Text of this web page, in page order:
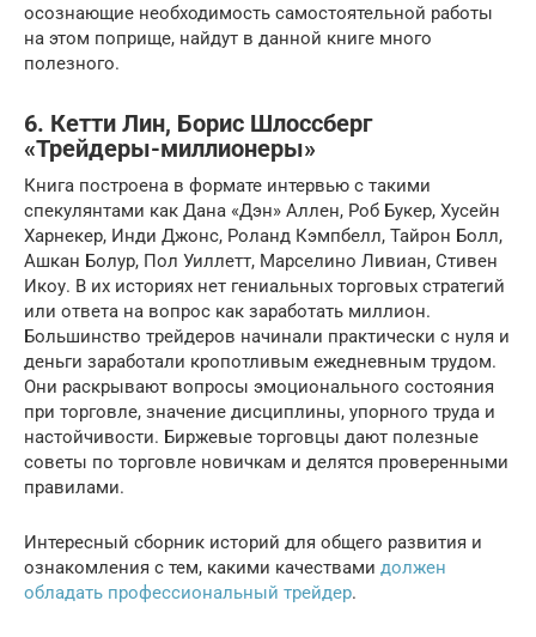
осознающие необходимость самостоятельной работы
на этом поприще, найдут в данной книге много
полезного.
6. Кетти Лин, Борис Шлоссберг
«Трейдеры-миллионеры»
Книга построена в формате интервью с такими
спекулянтами как Дана «Дэн» Аллен, Роб Букер, Хусейн
Харнекер, Инди Джонс, Роланд Кэмпбелл, Тайрон Болл,
Ашкан Болур, Пол Уиллетт, Марселино Ливиан, Стивен
Икоу. В их историях нет гениальных торговых стратегий
или ответа на вопрос как заработать миллион.
Большинство трейдеров начинали практически с нуля и
деньги заработали кропотливым ежедневным трудом.
Они раскрывают вопросы эмоционального состояния
при торговле, значение дисциплины, упорного труда и
настойчивости. Биржевые торговцы дают полезные
советы по торговле новичкам и делятся проверенными
правилами.
Интересный сборник историй для общего развития и
ознакомления с тем, какими качествами должен
обладать профессиональный трейдер.